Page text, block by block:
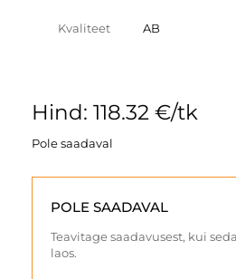
Kvaliteet AB
Hind: 118.32 €/tk
Pole saadaval
POLE SAADAVAL
Teavitage saadavusest, kui
laos.